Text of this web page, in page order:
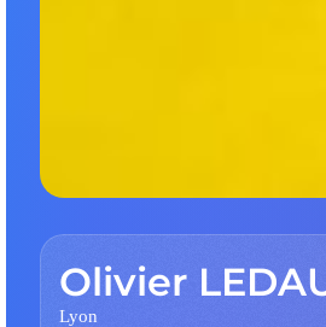
Olivier
Lyon